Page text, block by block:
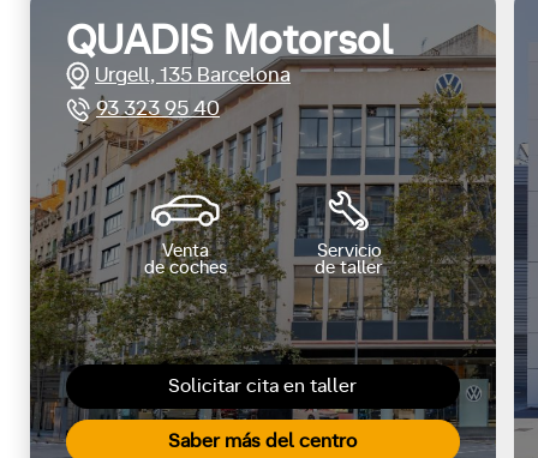
Solicitar cita en taller
Saber más del centro
QUADIS Motorsol
Urgell, 135 Barcelona
93 323 95 40
Venta
de coches
Servicio
de taller